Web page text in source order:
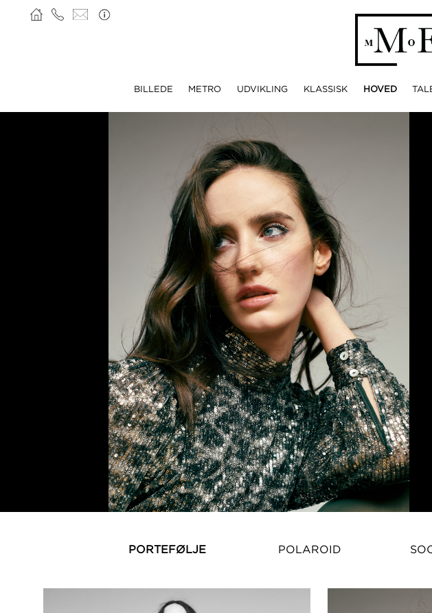
BILLEDE METRO UDVIKLING KLASSISK HOVED
PORTEFØLJE POLAROID